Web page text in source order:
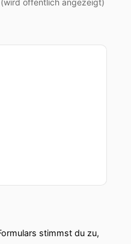
öffentlich angezeigt)
stimmst du zu,